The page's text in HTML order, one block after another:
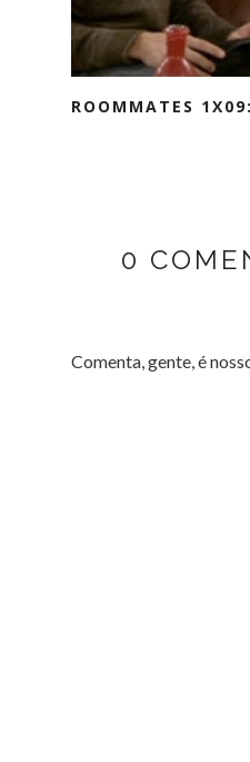
ROOMMATES
0
Comenta, gente, é